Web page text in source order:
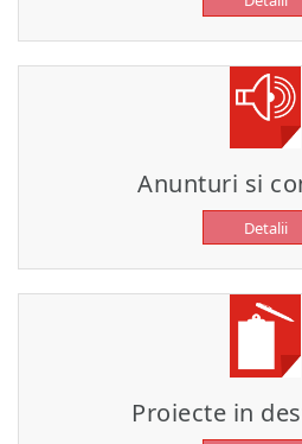
Anunturi si
Detalii
Proiecte in